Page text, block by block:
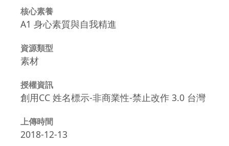
核心素養
A1 身心素質與自我精進
資源類型
素材
授權資訊
創用CC 姓名標示-非商業性-禁止改作 3.0 台灣
上傳時間
2018-12-13